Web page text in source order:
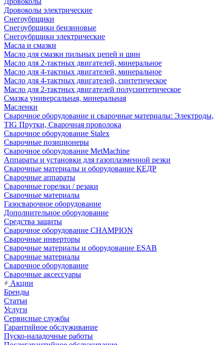
Дровоколы электрические
Снегоубрщики
Снегоубрщики бензиновые
Снегоубрщики электрические
Масла и смазки
Масло для смазки пильных цепей и шин
Масло для 2-тактных двигателей, минеральное
Масло для 4-тактных двигателей, минеральное
Масло для 4-тактных двигателей, синтетическое
Масло для 2-тактных двигателей полусинтетическое
Смазка универсальная, минеральная
Масленки
Сварочное оборудование и сварочные материалы: Электроды,
TIG Прутки, Сварочная проволока
Сварочное оборудование Stalex
Сварочные позиционеры
Сварочное оборудование MetMachine
Аппараты и установки для газоплазменной резки
Сварочные материалы и оборудование КЕДР
Сварочные аппараты
Сварочные горелки / резаки
Сварочные материалы
Газосварочное оборудование
Дополнительное оборудование
Средства защиты
Сварочное оборудование CHAMPION
Сварочные инверторы
Сварочные материалы и оборудование ESAB
Сварочные материалы
Сварочное оборудование
Сварочные аксессуары
Акции
Бренды
Статьи
Услуги
Сервисные службы
Гарантийное обслуживание
Пуско-наладочные работы